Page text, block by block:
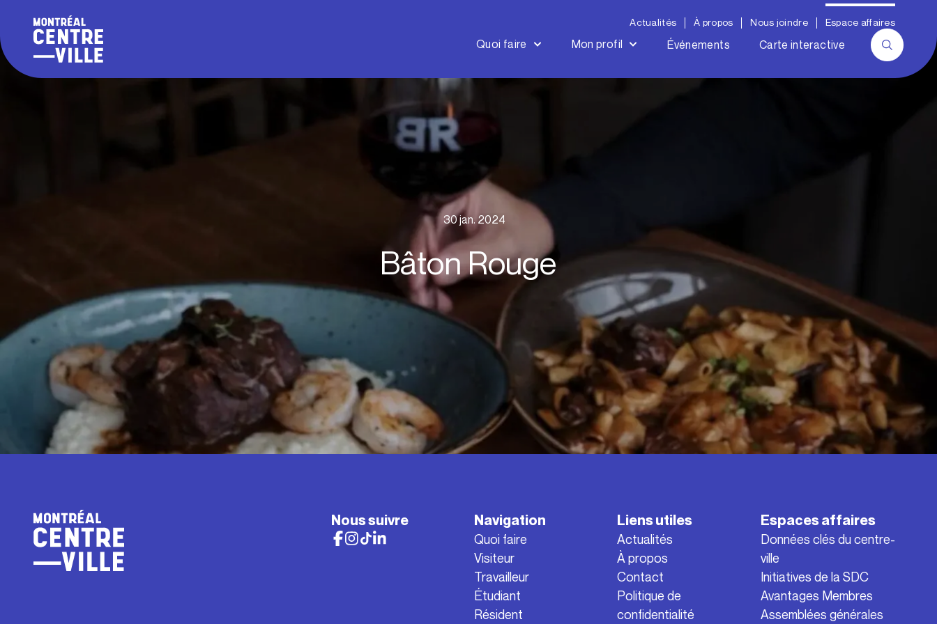
Actualités À propos Nous joindre Espace affaires
Quoi faire Mon profil Événements Carte interactive
30 jan. 2024
Bâton Rouge
Nous suivre Navigation
Quoi faire
Visiteur
Travailleur
Étudiant
Résident
Liens utiles
Actualités
À propos
Contact
Politique de
confidentialité
Espaces affaires
Données clés du centre-
ville
Initiatives de la SDC
Avantages Membres
Assemblées générales